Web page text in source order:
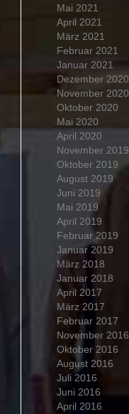
Mai 2021
April 2021
März 2021
Februar 2021
Januar 2021
Dezember 2020
November 2020
Oktober 2020
Mai 2020
April 2020
November 2019
Oktober 2019
August 2019
Juni 2019
Mai 2019
April 2019
Februar 2019
Januar 2019
März 2018
Januar 2018
April 2017
März 2017
Februar 2017
November 2016
Oktober 2016
August 2016
Juli 2016
Juni 2016
April 2016